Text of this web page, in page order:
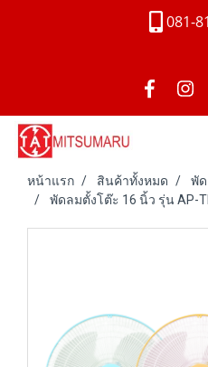
081-
หน้าแรก สินค้าทั้งหมด พั
พัดลมตั้งโต๊ะ 16 นิ้ว รุ่น AP-